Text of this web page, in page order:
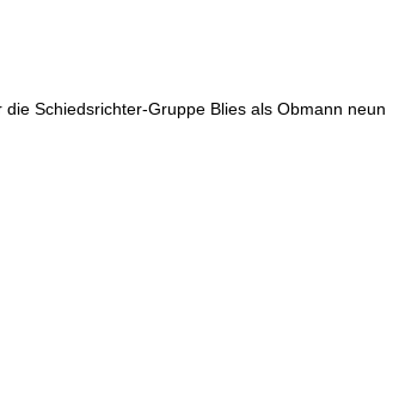
Schiedsrichter-Gruppe Blies als Obmann neun